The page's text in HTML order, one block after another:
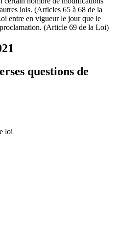
lois. (Articles 65 à 68 de la
entre en vigueur le jour que le
(Article 69 de la Loi)
questions de
loi